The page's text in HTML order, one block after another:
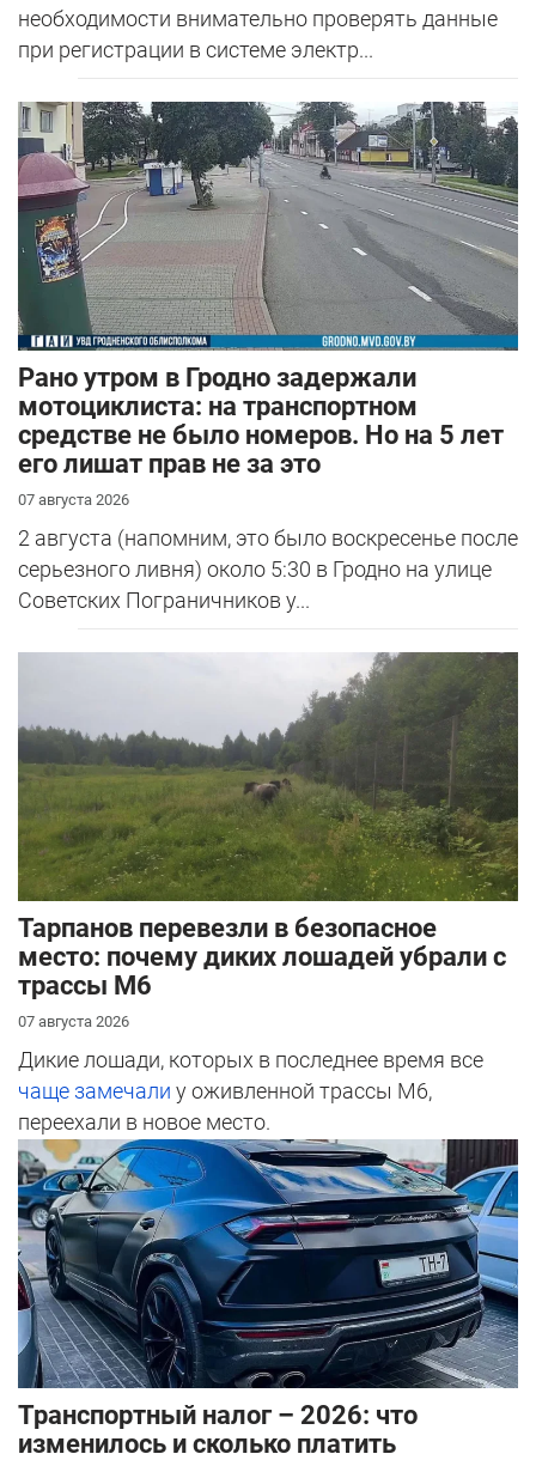
необходимости внимательно проверять данные
при регистрации в системе электр...
Рано утром в Гродно задержали
мотоциклиста: на транспортном
средстве не было номеров. Но на 5 лет
его лишат прав не за это
07 августа 2026
2 августа (напомним, это было воскресенье после
серьезного ливня) около 5:30 в Гродно на улице
Советских Пограничников у...
Тарпанов перевезли в безопасное
место: почему диких лошадей убрали с
трассы М6
07 августа 2026
Дикие лошади, которых в последнее время все
чаще замечали у оживленной трассы М6,
переехали в новое место.
Транспортный налог – 2026: что
изменилось и сколько платить